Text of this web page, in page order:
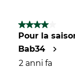
4 su 5 stelle.
Pour la
Bab34
2 anni fa